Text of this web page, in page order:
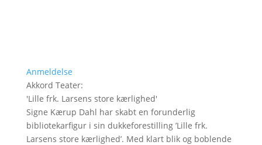
Anmeldelse
Akkord Teater:
'Lille frk. Larsens store kærlighed'
Signe Kærup Dahl har skabt en forunderlig
bibliotekarfigur i sin dukkeforestilling ’Lille frk.
Larsens store kærlighed’. Med klart blik og boblende